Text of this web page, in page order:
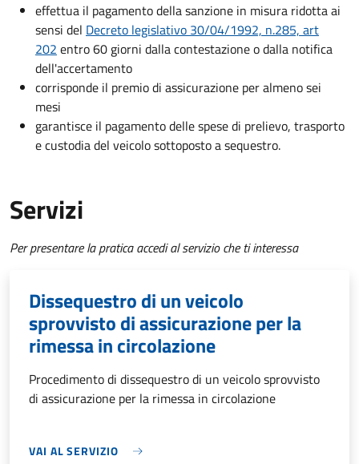
effettua il pagamento della sanzione in misura ridotta ai
sensi del Decreto legislativo 30/04/1992, n.285, art
202 entro 60 giorni dalla contestazione o dalla notifica
dell'accertamento
corrisponde il premio di assicurazione per almeno sei
mesi
garantisce il pagamento delle spese di prelievo, trasporto
e custodia del veicolo sottoposto a sequestro.
Servizi
Per presentare la pratica accedi al servizio che ti interessa
Dissequestro di un veicolo
sprovvisto di assicurazione per la
rimessa in circolazione
Procedimento di dissequestro di un veicolo sprovvisto
di assicurazione per la rimessa in circolazione
VAI AL SERVIZIO